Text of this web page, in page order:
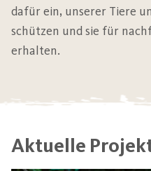
dafür ein, unserer Tiere
schützen und sie für
erhalten.
Aktuelle